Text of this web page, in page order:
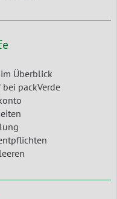
Überblick
packVerde